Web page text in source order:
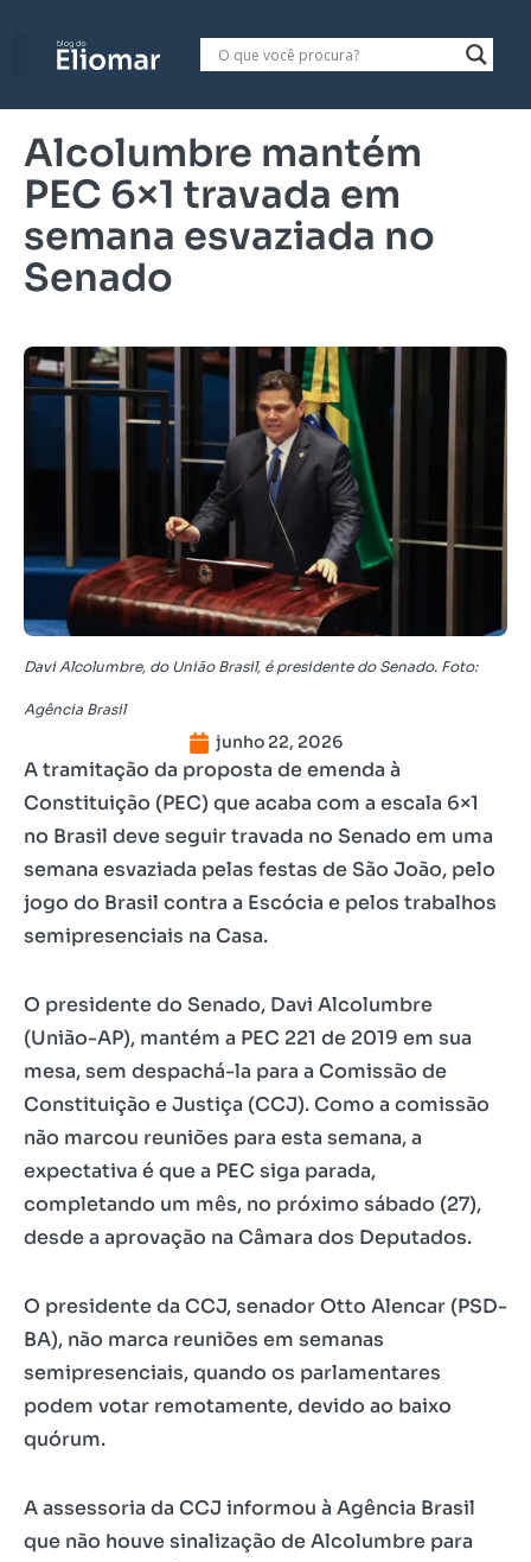
Alcolumbre mantém
PEC 6×1 travada em
semana esvaziada no
Senado
Davi Alcolumbre, do União Brasil, é presidente do Senado. Foto:
Agência Brasil
junho 22, 2026
A tramitação da proposta de emenda à
Constituição (PEC) que acaba com a escala 6×1
no Brasil deve seguir travada no Senado em uma
semana esvaziada pelas festas de São João, pelo
jogo do Brasil contra a Escócia e pelos trabalhos
semipresenciais na Casa.
O presidente do Senado, Davi Alcolumbre
(União-AP), mantém a PEC 221 de 2019 em sua
mesa, sem despachá-la para a Comissão de
Constituição e Justiça (CCJ). Como a comissão
não marcou reuniões para esta semana, a
expectativa é que a PEC siga parada,
completando um mês, no próximo sábado (27),
desde a aprovação na Câmara dos Deputados.
O presidente da CCJ, senador Otto Alencar (PSD-
BA), não marca reuniões em semanas
semipresenciais, quando os parlamentares
podem votar remotamente, devido ao baixo
quórum.
A assessoria da CCJ informou à Agência Brasil
que não houve sinalização de Alcolumbre para